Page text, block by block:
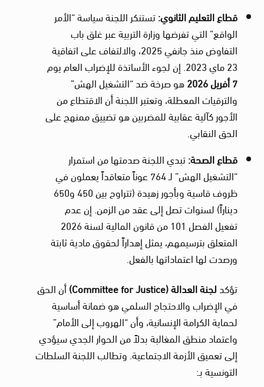
قطاع التعليم الثانوي:تستنكر اللجنة سياسة “الأمر
الواقع” التي تفرضها وزارة التربية عبر غلق باب
التفاوض منذ جانفي 2025، والالتفاف على اتفاقية
23 ماي 2023. إن لجوء الأساتذة للإضراب العام يوم
7أفريل 2026
هو صرخة ضد “التشغيل الهش”
والترقيات المعطلة، وتعتبر اللجنة أن الاقتطاع من
الأجور كآلية عقابية للمضربين هو تضييق ممنهج على
الحق النقابي.
قطاع الصحة:تبدي اللجنة صدمتها من استمرار
“التشغيل الهش” لـ 764 عوناً متعاقداً يعملون في
ظروف قاسية وبأجور زهيدة (تتراوح بين 450 و650
ديناراً) لسنوات تصل إلى عقد من الزمن. إن عدم
تفعيل الفصل 101 من قانون المالية لسنة 2026
المتعلق بترسيمهم، يمثل إهداراً لحقوق مادية ثابتة
ورصدت لها اعتماداتها بالفعل.
تؤكدلجنة العدالة(Committee for Justice)
أن الحق
في الإضراب والاحتجاج السلمي هو ضمانة أساسية
لحماية الكرامة الإنسانية، وأن “الهروب إلى الأمام”
واعتماد منطق المغالبة بدلاً من الحوار الجدي سيؤدي
إلى تعميق الأزمة الاجتماعية. وتطالب اللجنة السلطات
التونسية بـ: